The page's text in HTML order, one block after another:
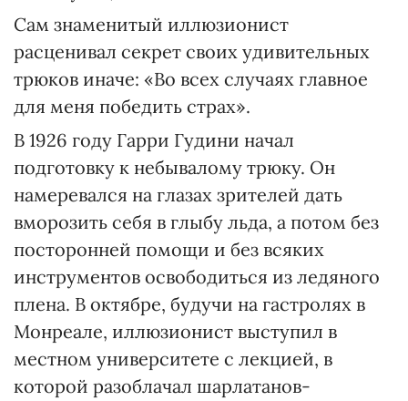
Сам знаменитый иллюзионист
расценивал секрет своих удивительных
трюков иначе: «Во всех случаях главное
для меня победить страх».
В 1926 году Гарри Гудини начал
подготовку к небывалому трюку. Он
намеревался на глазах зрителей дать
вморозить себя в глыбу льда, а потом без
посторонней помощи и без всяких
инструментов освободиться из ледяного
плена. В октябре, будучи на гастролях в
Монреале, иллюзионист выступил в
местном университете с лекцией, в
которой разоблачал шарлатанов-